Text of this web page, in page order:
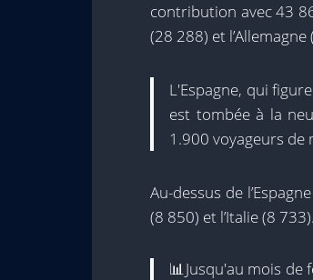
contribution avec 43
(28 288) et l’Allemagne
L'Espagne, qui
est tombée à la
1.900 voyageurs de
Au-dessus de
(8 850) et l’Italie (8 733).
📊Jusqu'au mois de